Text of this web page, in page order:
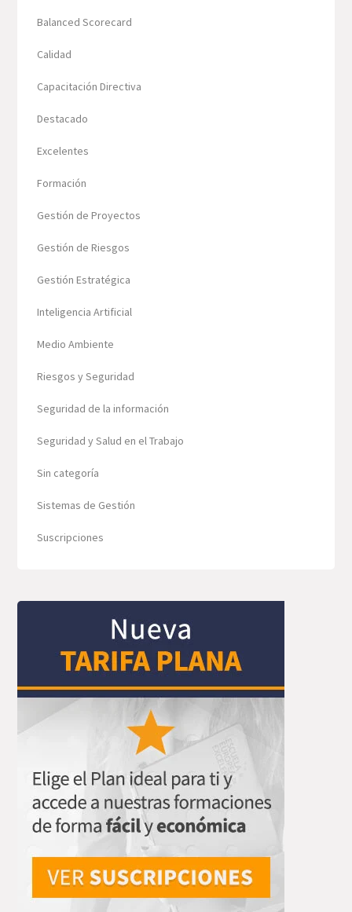
Balanced Scorecard
Calidad
Capacitación Directiva
Destacado
Excelentes
Formación
Gestión de Proyectos
Gestión de Riesgos
Gestión Estratégica
Inteligencia Artificial
Medio Ambiente
Riesgos y Seguridad
Seguridad de la información
Seguridad y Salud en el Trabajo
Sin categoría
Sistemas de Gestión
Suscripciones